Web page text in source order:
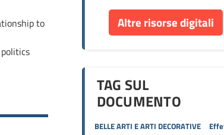
to
Altre risorse digitali
TAG SUL
DOCUMENTO
BELLE ARTI E ARTI DECORATIVE